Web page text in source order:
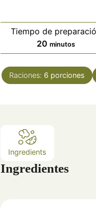
Tiempo de
20minutos
minutos
Raciones: 6 porciones
Ingredients
Ingredientes